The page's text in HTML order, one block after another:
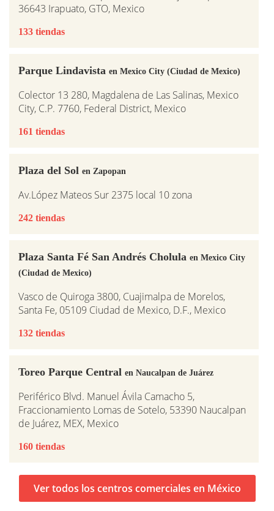
36643 Irapuato, GTO, Mexico
133 tiendas
Parque Lindavista en Mexico City (Ciudad de Mexico)
Colector 13 280, Magdalena de Las Salinas, Mexico
City, C.P. 7760, Federal District, Mexico
161 tiendas
Plaza del Sol en Zapopan
Av.López Mateos Sur 2375 local 10 zona
242 tiendas
Plaza Santa Fé San Andrés Cholula en Mexico City
(Ciudad de Mexico)
Vasco de Quiroga 3800, Cuajimalpa de Morelos,
Santa Fe, 05109 Ciudad de Mexico, D.F., Mexico
132 tiendas
Toreo Parque Central en Naucalpan de Juárez
Periférico Blvd. Manuel Ávila Camacho 5,
Fraccionamiento Lomas de Sotelo, 53390 Naucalpan
de Juárez, MEX, Mexico
160 tiendas
Ver todos los centros comerciales en México